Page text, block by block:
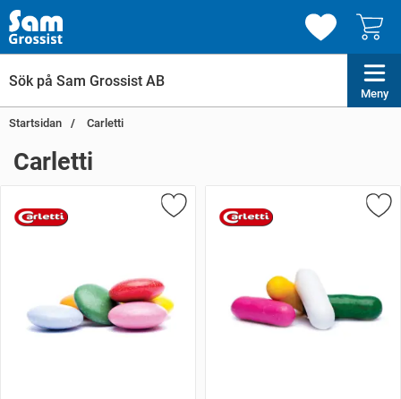
Meny
Startsidan Carletti
Carletti